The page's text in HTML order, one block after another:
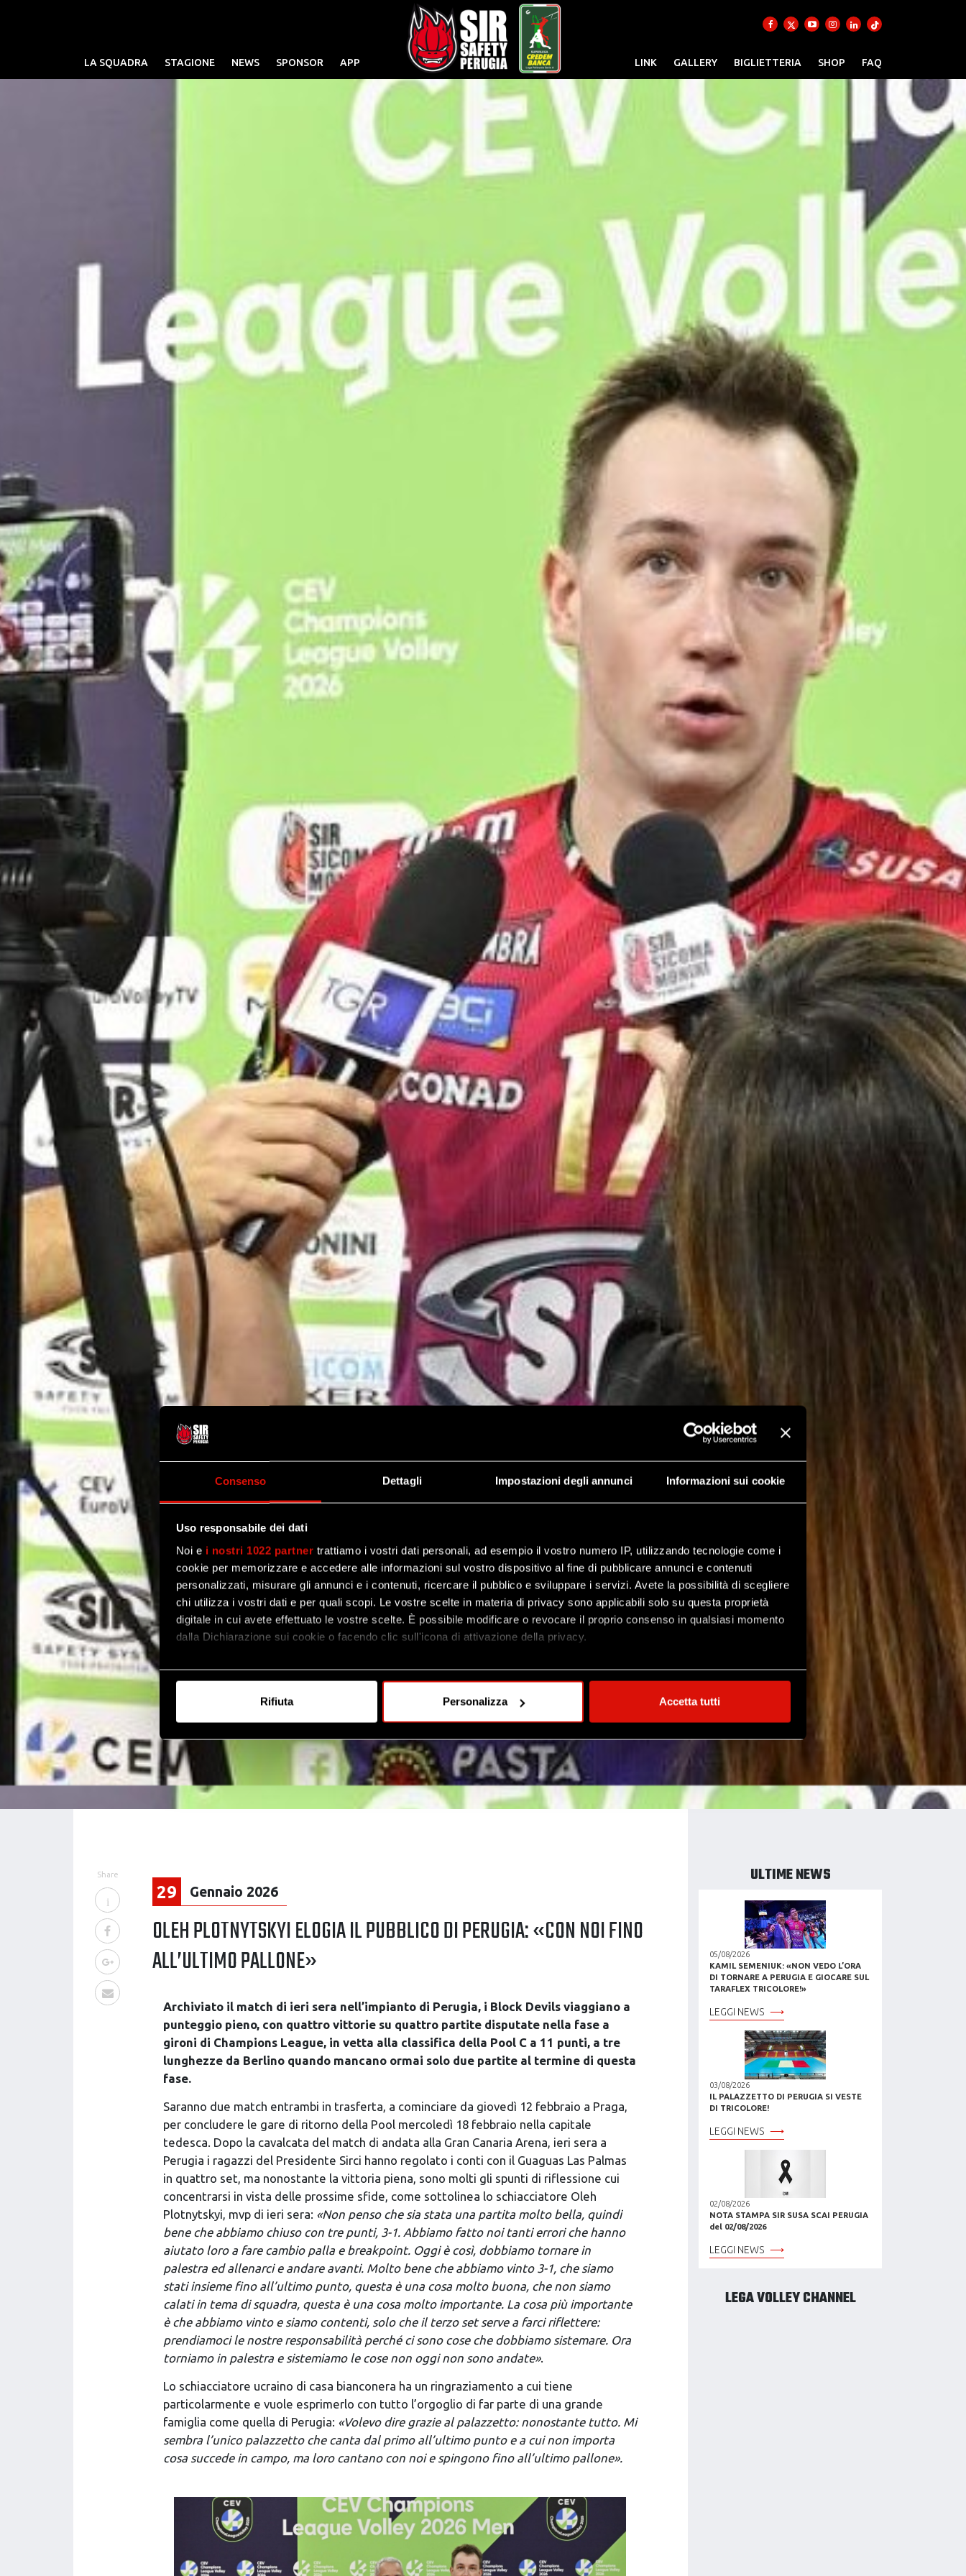
Consenso Dettagli Impostazioni degli annunci Informazioni sui cookie
Uso responsabile dei dati
Noi e i nostri 1022 partner trattiamo i vostri dati personali, ad esempio il vostro numero IP, utilizzando tecnologie come i
cookie per memorizzare e accedere alle informazioni sul vostro dispositivo al fine di pubblicare annunci e contenuti
personalizzati, misurare gli annunci e i contenuti, ricercare il pubblico e sviluppare i servizi. Avete la possibilità di scegliere
chi utilizza i vostri dati e per quali scopi. Le vostre scelte in materia di privacy sono applicabili solo su questa proprietà
digitale in cui avete effettuato le vostre scelte. È possibile modificare o revocare il proprio consenso in qualsiasi momento
dalla Dichiarazione sui cookie o facendo clic sull'icona di attivazione della privacy.
Con il tuo consenso, vorremmo anche:
Identificare il tuo dispositivo, scansionandolo attivamente alla ricerca di caratteristiche specifiche (impronte
digitali).
Approfondisci come vengono elaborati i tuoi dati personali e imposta le tue preferenze nella
modificare o ritirare il tuo consenso in qualsiasi momento dalla Dichiarazione sui cookie.
Utilizziamo i cookie per personalizzare contenuti ed annunci, per fornire funzionalità dei social media e per analizzare il
Rifiuta Personalizza Accetta tutti
Share
29 Gennaio 2026
OLEH PLOTNYTSKYI ELOGIA IL PUBBLICO DI PERUGIA: «CON NOI FINO
ALL’ULTIMO PALLONE»
Archiviato il match di ieri sera nell’impianto di Perugia, i Block Devils viaggiano a
punteggio pieno, con quattro vittorie su quattro partite disputate nella fase a
gironi di Champions League, in vetta alla classifica della Pool C a 11 punti, a tre
lunghezze da Berlino quando mancano ormai solo due partite al termine di questa
fase.
Saranno due match entrambi in trasferta, a cominciare da giovedì 12 febbraio a Praga,
per concludere le gare di ritorno della Pool mercoledì 18 febbraio nella capitale
tedesca. Dopo la cavalcata del match di andata alla Gran Canaria Arena, ieri sera a
Perugia i ragazzi del Presidente Sirci hanno regolato i conti con il Guaguas Las Palmas
in quattro set, ma nonostante la vittoria piena, sono molti gli spunti di riflessione cui
concentrarsi in vista delle prossime sfide, come sottolinea lo schiacciatore Oleh
Plotnytskyi, mvp di ieri sera: «Non penso che sia stata una partita molto bella, quindi
bene che abbiamo chiuso con tre punti, 3-1. Abbiamo fatto noi tanti errori che hanno
aiutato loro a fare cambio palla e breakpoint. Oggi è così, dobbiamo tornare in
palestra ed allenarci e andare avanti. Molto bene che abbiamo vinto 3-1, che siamo
stati insieme fino all’ultimo punto, questa è una cosa molto buona, che non siamo
calati in tema di squadra, questa è una cosa molto importante. La cosa più importante
è che abbiamo vinto e siamo contenti, solo che il terzo set serve a farci riflettere:
prendiamoci le nostre responsabilità perché ci sono cose che dobbiamo sistemare. Ora
torniamo in palestra e sistemiamo le cose non oggi non sono andate».
Lo schiacciatore ucraino di casa bianconera ha un ringraziamento a cui tiene
particolarmente e vuole esprimerlo con tutto l’orgoglio di far parte di una grande
famiglia come quella di Perugia: «Volevo dire grazie al palazzetto: nonostante tutto. Mi
sembra l’unico palazzetto che canta dal primo all’ultimo punto e a cui non importa
cosa succede in campo, ma loro cantano con noi e spingono fino all’ultimo pallone».
ULTIME NEWS
05/08/2026
KAMIL SEMENIUK: «NON VEDO L’ORA
DI TORNARE A PERUGIA E GIOCARE SUL
TARAFLEX TRICOLORE!»
LEGGI NEWS
03/08/2026
IL PALAZZETTO DI PERUGIA SI VESTE
DI TRICOLORE!
LEGGI NEWS
02/08/2026
NOTA STAMPA SIR SUSA SCAI PERUGIA
del 02/08/2026
LEGGI NEWS
LEGA VOLLEY CHANNEL
LA SQUADRA STAGIONE NEWS SPONSOR APP LINK GALLERY BIGLIETTERIA SHOP FAQ